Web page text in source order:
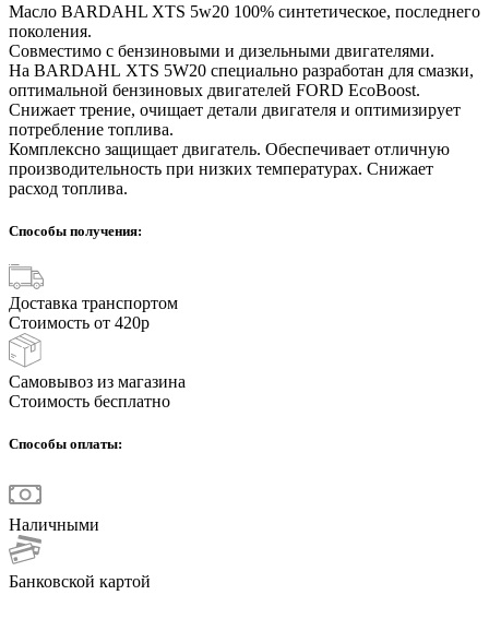
Масло BARDAHL XTS 5w20 100% синтетическое, последнего
поколения.
Совместимо с бензиновыми и дизельными двигателями.
На BARDAHL XTS 5W20 специально разработан для смазки,
оптимальной бензиновых двигателей FORD EcoBoost.
Снижает трение, очищает детали двигателя и оптимизирует
потребление топлива.
Комплексно защищает двигатель. Обеспечивает отличную
производительность при низких температурах. Снижает
расход топлива.
Способы получения:
Доставка транспортом
Стоимость от 420р
Самовывоз из магазина
Стоимость бесплатно
Способы оплаты:
Наличными
Банковской картой